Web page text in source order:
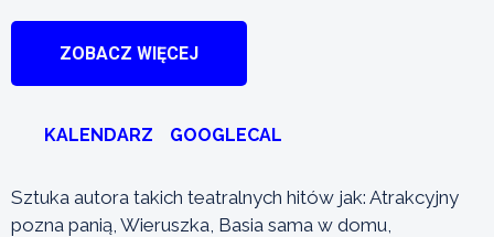
ZOBACZ WIĘCEJ
KALENDARZ GOOGLECAL
Sztuka autora takich teatralnych hitów jak: Atrakcyjny
pozna panią, Wieruszka, Basia sama w domu,